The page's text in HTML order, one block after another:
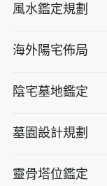
風水鑑定規劃
海外陽宅佈局
陰宅墓地鑑定
墓園設計規劃
靈骨塔位鑑定